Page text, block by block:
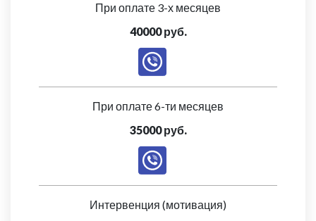
При оплате 3-х месяцев
40000 руб.
При оплате 6-ти месяцев
35000 руб.
Интервенция (мотивация)